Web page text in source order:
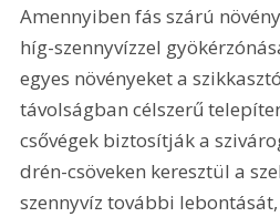
Amennyiben fás szárú
híg-szennyvízzel
egyes növényeket a
távolságban célszerű
csővégek biztosítják a
drén-csöveken keresztül a
szennyvíz további